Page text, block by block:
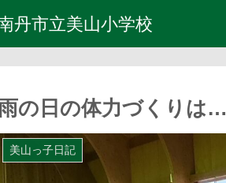
丹市立美山小学校
の日の体力づくりは…
美山っ子日記